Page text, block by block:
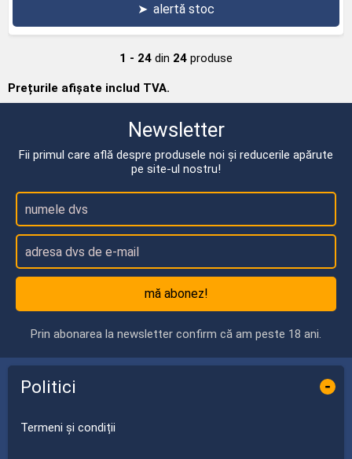
➤ alertă stoc
1 - 24 din 24 produse
Prețurile afișate includ TVA.
Newsletter
Fii primul care află despre produsele noi și reducerile apărute
pe site-ul nostru!
mă abonez!
Prin abonarea la newsletter confirm că am peste 18 ani.
Politici -
Termeni și condiții